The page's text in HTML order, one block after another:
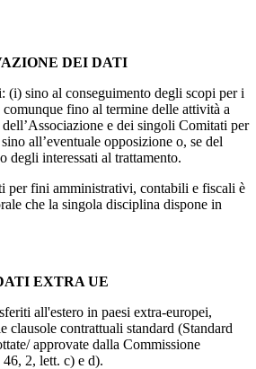
DEI DATI
(i) sino al conseguimento degli scopi per i
fino al termine delle attività a
e dei singoli Comitati per
all’eventuale opposizione o, se del
degli interessati al trattamento.
per fini amministrativi, contabili e fiscali è
che la singola disciplina dispone in
EXTRA UE
all'estero in paesi extra-europei,
clausole contrattuali standard (Standard
approvate dalla Commissione
46, 2, lett. c) e d).